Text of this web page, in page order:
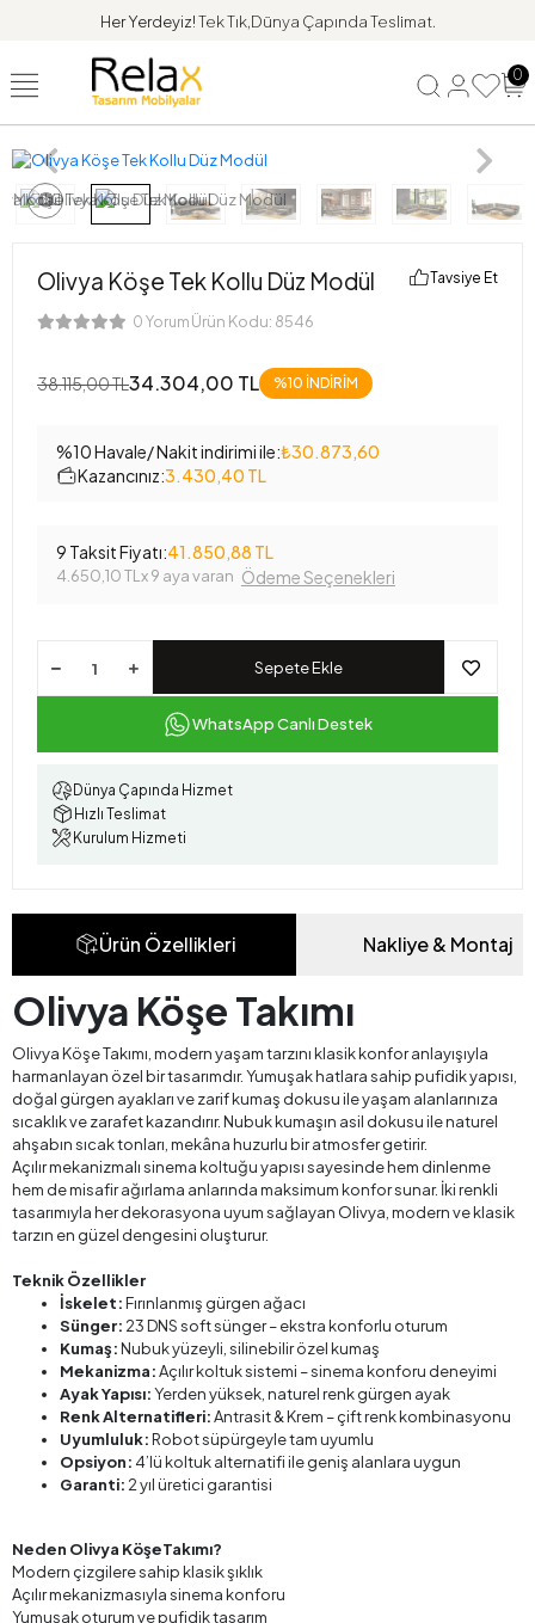
Her Yerdeyiz!Tek Tık,Dünya Çapında Teslimat.
0
Olivya Köşe Tek Kollu Düz Modül
0 Yorum Ürün Kodu: 8546
Tavsiye Et
38.115,00 TL34.304,00 TL %10 İNDİRİM
%10 Havale/ Nakit indirimi ile:₺30.873,60
Kazancınız:3.430,40 TL
9 Taksit Fiyatı:41.850,88 TL
4.650,10 TLx 9 aya varan Ödeme Seçenekleri
Sepete Ekle
WhatsApp Canlı Destek
Dünya Çapında Hizmet
Hızlı Teslimat
Kurulum Hizmeti
Ürün Özellikleri Nakliye & Montaj
Olivya Köşe Takımı
Olivya Köşe Takımı, modern yaşam tarzını klasik konfor anlayışıyla
harmanlayan özel bir tasarımdır. Yumuşak hatlara sahip pufidik yapısı,
doğal gürgen ayakları ve zarif kumaş dokusu ile yaşam alanlarınıza
sıcaklık ve zarafet kazandırır. Nubuk kumaşın asil dokusu ile naturel
ahşabın sıcak tonları, mekâna huzurlu bir atmosfer getirir.
Açılır mekanizmalı sinema koltuğu yapısı sayesinde hem dinlenme
hem de misafir ağırlama anlarında maksimum konfor sunar. İki renkli
tasarımıyla her dekorasyona uyum sağlayan Olivya, modern ve klasik
tarzın en güzel dengesini oluşturur.
Teknik Özellikler
İskelet:Fırınlanmış gürgen ağacı
Sünger: 23 DNS soft sünger – ekstra konforlu oturum
Kumaş:Nubuk yüzeyli, silinebilir özel kumaş
Mekanizma:Açılır koltuk sistemi – sinema konforu deneyimi
Ayak Yapısı:Yerden yüksek, naturel renk gürgen ayak
Renk Alternatifleri:Antrasit & Krem – çift renk kombinasyonu
Uyumluluk:Robot süpürgeyle tam uyumlu
Opsiyon:4’lü koltuk alternatifi ile geniş alanlara uygun
Garanti: 2 yıl üretici garantisi
Neden Olivya KöşeTakımı?
Modern çizgilere sahip klasik şıklık
Açılır mekanizmasıyla sinema konforu
Yumuşak oturum ve pufidik tasarım